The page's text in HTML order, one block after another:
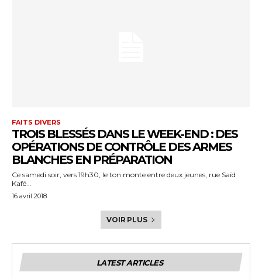
FAITS DIVERS
TROIS BLESSÉS DANS LE WEEK-END : DES
OPÉRATIONS DE CONTRÔLE DES ARMES
BLANCHES EN PRÉPARATION
Ce samedi soir, vers 19h30, le ton monte entre deux jeunes, rue Saïd
Kafé...
16 avril 2018
VOIR PLUS
LATEST ARTICLES